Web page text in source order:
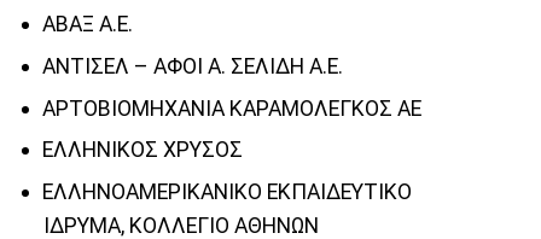
ΑΒΑΞ Α.Ε.
ΑΝΤΙΣΕΛ – ΑΦΟΙ Α. ΣΕΛΙΔΗ Α.Ε.
ΑΡΤΟΒΙΟΜΗΧΑΝΙΑ ΚΑΡΑΜΟΛΕΓΚΟΣ ΑΕ
ΕΛΛΗΝΙΚΟΣ ΧΡΥΣΟΣ
ΕΛΛΗΝΟΑΜΕΡΙΚΑΝΙΚΟ ΕΚΠΑΙΔΕΥΤΙΚΟ
ΙΔΡΥΜΑ, ΚΟΛΛΕΓΙΟ ΑΘΗΝΩΝ